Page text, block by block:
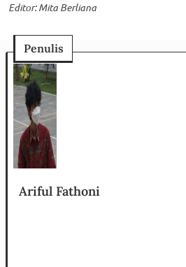
Editor: Mita Berliana
Penulis
Ariful Fathoni